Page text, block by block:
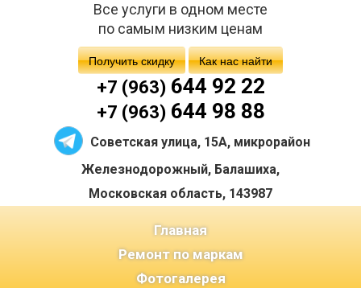
Все услуги в одном месте
по самым низким ценам
Получить скидку Как нас найти
+7 (963)644 92 22
+7 (963)644 98 88
Советская улица, 15А, микрорайон
Железнодорожный, Балашиха,
Московская область, 143987
Главная(current)
Ремонт по маркам
Фотогалерея